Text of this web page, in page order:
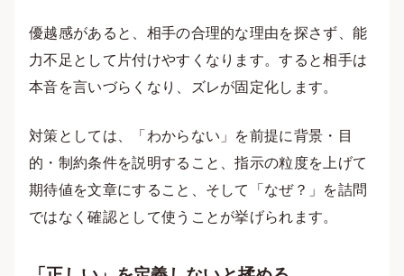
優越感があると、相手の合理的な理由を探さず、能
力不足として片付けやすくなります。すると相手は
本音を言いづらくなり、ズレが固定化します。
対策としては、「わからない」を前提に背景・目
的・制約条件を説明すること、指示の粒度を上げて
期待値を文章にすること、そして「なぜ？」を詰問
ではなく確認として使うことが挙げられます。